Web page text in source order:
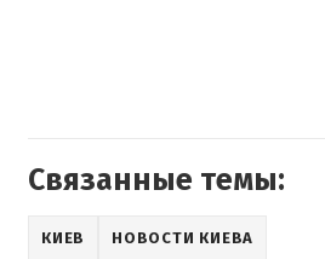
Связанные темы:
КИЕВ НОВОСТИ КИЕВА